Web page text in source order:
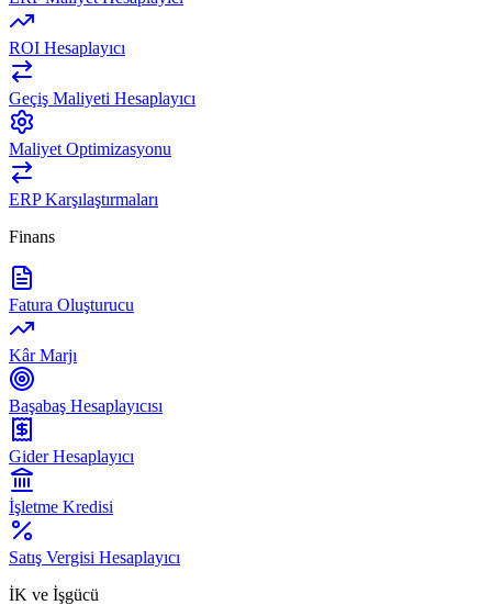
ROI Hesaplayıcı
Geçiş Maliyeti Hesaplayıcı
Maliyet Optimizasyonu
ERP Karşılaştırmaları
Finans
Fatura Oluşturucu
Kâr Marjı
Başabaş Hesaplayıcısı
Gider Hesaplayıcı
İşletme Kredisi
Satış Vergisi Hesaplayıcı
İK ve İşgücü